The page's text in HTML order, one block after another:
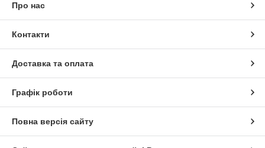
Про нас
Контакти
Доставка та оплата
Графік роботи
Повна версія сайту